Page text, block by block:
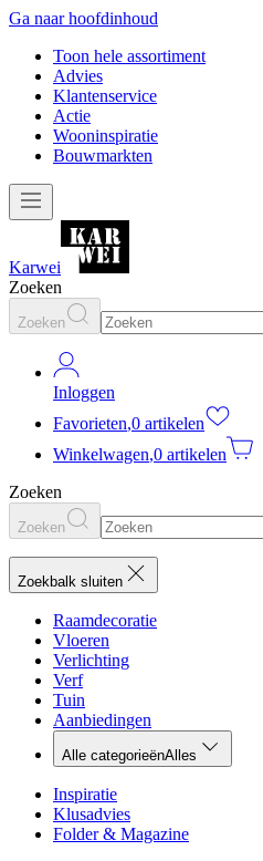
Ga naar hoofdinhoud
Toon hele assortiment
Advies
Klantenservice
Actie
Wooninspiratie
Bouwmarkten
Karwei
Zoeken
Zoeken
Inloggen
Favorieten,0 artikelen
Winkelwagen,0 artikelen
Zoeken
Zoeken
Zoekbalk sluiten
Raamdecoratie
Vloeren
Verlichting
Verf
Tuin
Aanbiedingen
Alle categorieënAlles
Inspiratie
Klusadvies
Folder & Magazine